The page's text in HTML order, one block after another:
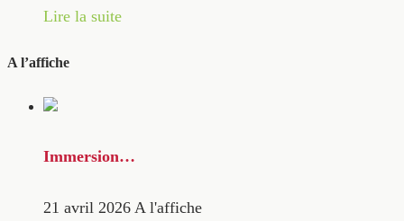
Lire la suite
A l’affiche
Immersion…
21 avril 2026 A l'affiche